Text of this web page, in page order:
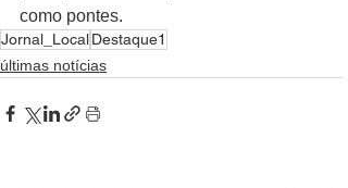
como pontes.
Jornal_LocalDestaque1
últimas notícias